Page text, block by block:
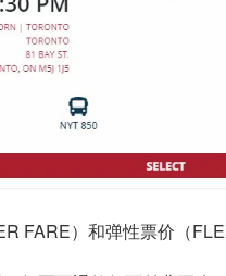
FARE）和弹性票价（